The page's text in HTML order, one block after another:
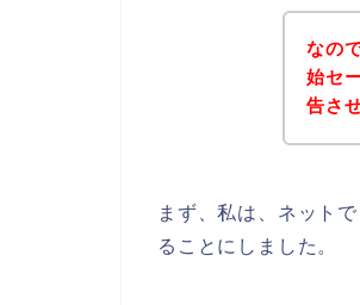
なの
始セ
告さ
まず、私は、ネット
ることにしました。